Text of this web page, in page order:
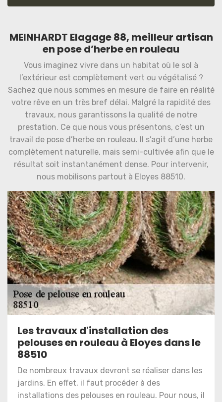
MEINHARDT Elagage 88, meilleur artisan
en pose d’herbe en rouleau
Vous imaginez vivre dans un habitat où le sol à
l’extérieur est complètement vert ou végétalisé ?
Sachez que nous sommes en mesure de faire en réalité
votre rêve en un très bref délai. Malgré la rapidité des
travaux, nous garantissons la qualité de notre
prestation. Ce que nous vous présentons, c’est un
travail de pose d’herbe en rouleau. Il s’agit d’une herbe
complètement naturelle, mais semi-cultivée afin que le
résultat soit instantanément dense. Pour intervenir,
nous mobilisons partout à Eloyes 88510.
Les travaux d'installation des
pelouses en rouleau à Eloyes dans le
88510
De nombreux travaux devront se réaliser dans les
jardins. En effet, il faut procéder à des
installations des pelouses en rouleau. Pour nous, il